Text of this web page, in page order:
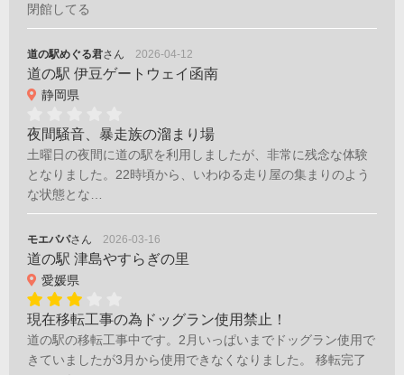
閉館してる
道の駅めぐる君さん 2026-04-12
道の駅 伊豆ゲートウェイ函南
静岡県
夜間騒音、暴走族の溜まり場
土曜日の夜間に道の駅を利用しましたが、非常に残念な体験
となりました。22時頃から、いわゆる走り屋の集まりのよう
な状態とな…
モエパパさん 2026-03-16
道の駅 津島やすらぎの里
愛媛県
現在移転工事の為ドッグラン使用禁止！
道の駅の移転工事中です。2月いっぱいまでドッグラン使用で
きていましたが3月から使用できなくなりました。 移転完了